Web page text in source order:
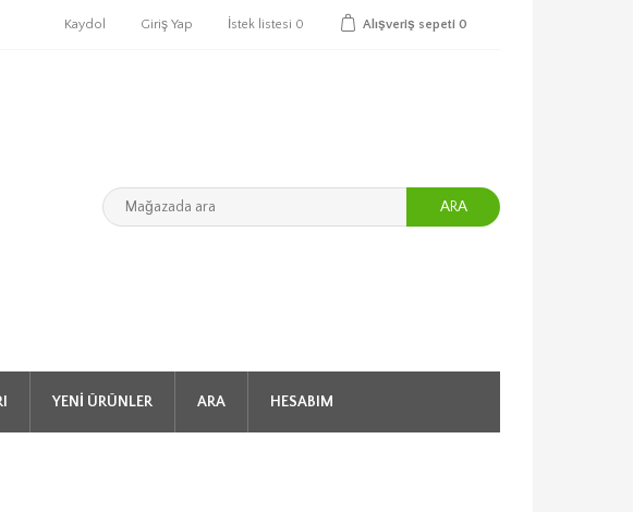
Kaydol Giriş Yap İstek listesi 0 Alışveriş sepeti 0
ARA
YENI ÜRÜNLER ARA HESABIM